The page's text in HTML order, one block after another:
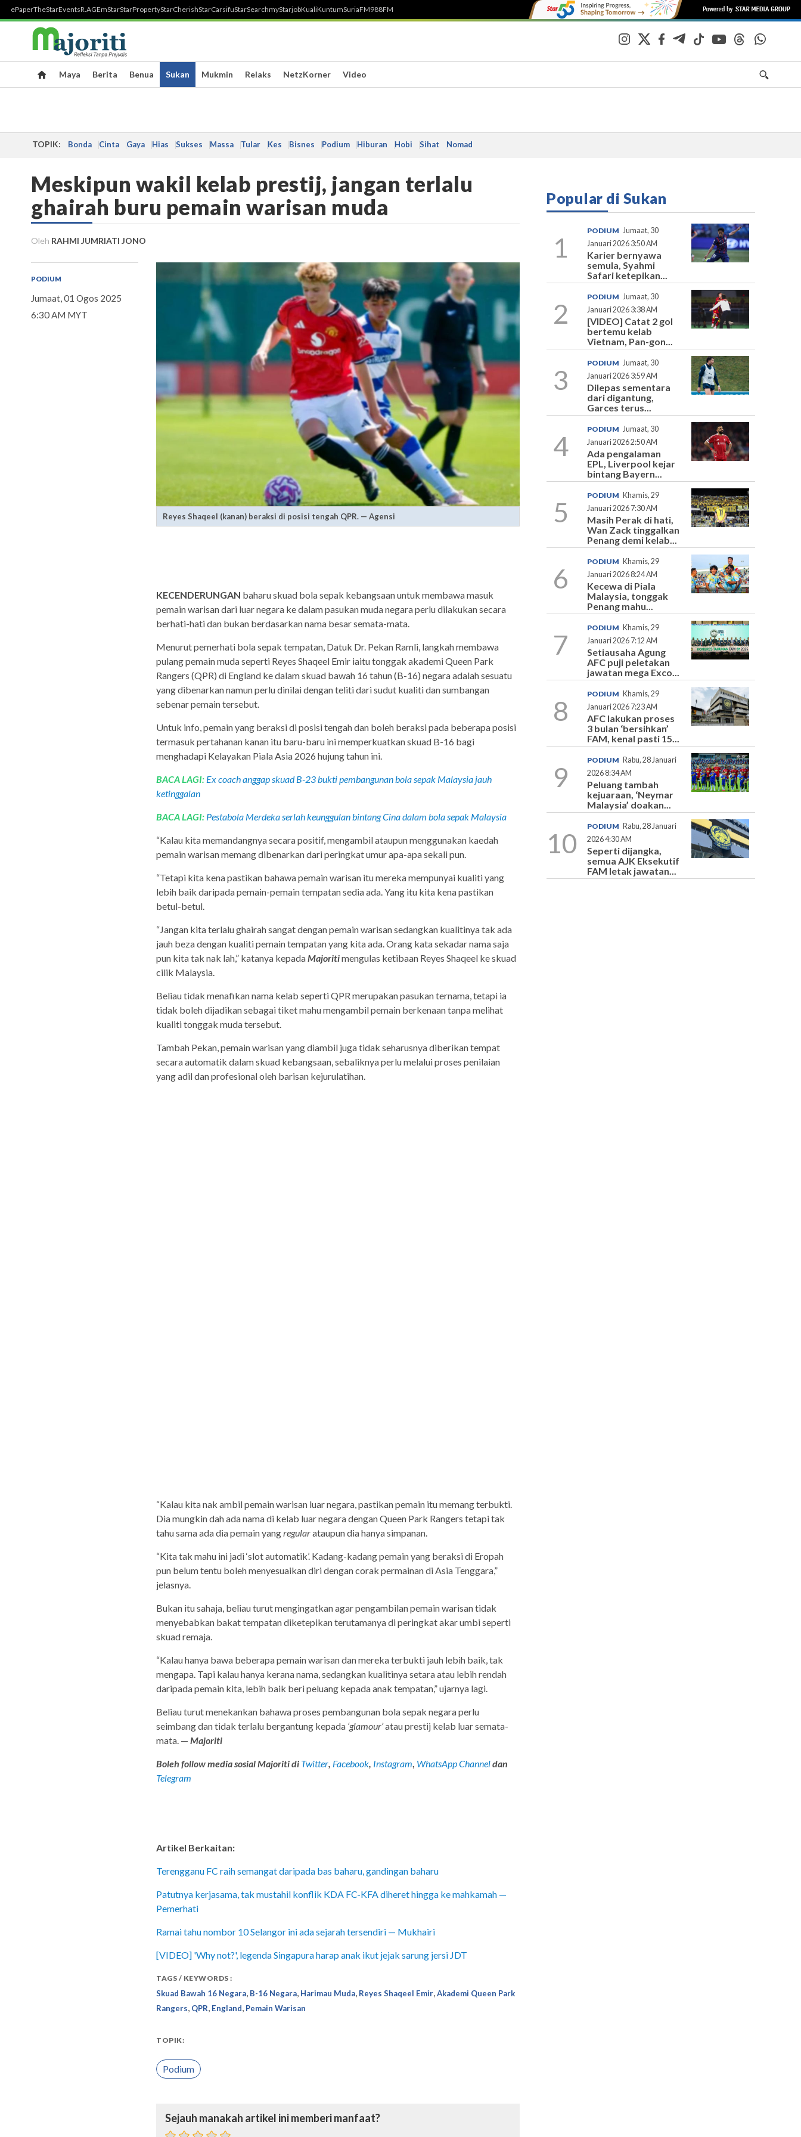
ePaperTheStarEventsR.AGEmStarStarPropertyStarCherishStarCarsifuStarSearchmyStarjobKualiKuntumSuriaFM988FM
Maya Berita Benua Sukan Mukmin Relaks NetzKorner Video
TOPIK: Bonda Cinta Gaya Hias Sukses Massa Tular Kes Bisnes Podium Hiburan Hobi Sihat Nomad
Meskipun wakil kelab prestij, jangan terlalu
ghairah buru pemain warisan muda
Oleh RAHMI JUMRIATI JONO
PODIUM
Jumaat, 01 Ogos 2025
6:30 AM MYT
Reyes Shaqeel (kanan) beraksi di posisi tengah QPR. — Agensi
KECENDERUNGAN baharu skuad bola sepak kebangsaan untuk membawa masuk
pemain warisan dari luar negara ke dalam pasukan muda negara perlu dilakukan secara
berhati-hati dan bukan berdasarkan nama besar semata-mata.
Menurut pemerhati bola sepak tempatan, Datuk Dr. Pekan Ramli, langkah membawa
pulang pemain muda seperti Reyes Shaqeel Emir iaitu tonggak akademi Queen Park
Rangers (QPR) di England ke dalam skuad bawah 16 tahun (B-16) negara adalah sesuatu
yang dibenarkan namun perlu dinilai dengan teliti dari sudut kualiti dan sumbangan
sebenar pemain tersebut.
Untuk info, pemain yang beraksi di posisi tengah dan boleh beraksi pada beberapa posisi
termasuk pertahanan kanan itu baru-baru ini memperkuatkan skuad B-16 bagi
menghadapi Kelayakan Piala Asia 2026 hujung tahun ini.
BACA LAGI: Ex coach anggap skuad B-23 bukti pembangunan bola sepak Malaysia jauh
ketinggalan
BACA LAGI: Pestabola Merdeka serlah keunggulan bintang Cina dalam bola sepak Malaysia
“Kalau kita memandangnya secara positif, mengambil ataupun menggunakan kaedah
pemain warisan memang dibenarkan dari peringkat umur apa-apa sekali pun.
“Tetapi kita kena pastikan bahawa pemain warisan itu mereka mempunyai kualiti yang
lebih baik daripada pemain-pemain tempatan sedia ada. Yang itu kita kena pastikan
betul-betul.
“Jangan kita terlalu ghairah sangat dengan pemain warisan sedangkan kualitinya tak ada
jauh beza dengan kualiti pemain tempatan yang kita ada. Orang kata sekadar nama saja
pun kita tak nak lah,” katanya kepadaMajoritimengulas ketibaan Reyes Shaqeel ke skuad
cilik Malaysia.
Beliau tidak menafikan nama kelab seperti QPR merupakan pasukan ternama, tetapi ia
tidak boleh dijadikan sebagai tiket mahu mengambil pemain berkenaan tanpa melihat
kualiti tonggak muda tersebut.
Tambah Pekan, pemain warisan yang diambil juga tidak seharusnya diberikan tempat
secara automatik dalam skuad kebangsaan, sebaliknya perlu melalui proses penilaian
yang adil dan profesional oleh barisan kejurulatihan.
“Kalau kita nak ambil pemain warisan luar negara, pastikan pemain itu memang terbukti.
Dia mungkin dah ada nama di kelab luar negara dengan Queen Park Rangers tetapi tak
tahu sama ada dia pemain yangregularataupun dia hanya simpanan.
“Kita tak mahu ini jadi ‘slot automatik’. Kadang-kadang pemain yang beraksi di Eropah
pun belum tentu boleh menyesuaikan diri dengan corak permainan di Asia Tenggara,”
jelasnya.
Bukan itu sahaja, beliau turut mengingatkan agar pengambilan pemain warisan tidak
menyebabkan bakat tempatan diketepikan terutamanya di peringkat akar umbi seperti
skuad remaja.
“Kalau hanya bawa beberapa pemain warisan dan mereka terbukti jauh lebih baik, tak
mengapa. Tapi kalau hanya kerana nama, sedangkan kualitinya setara atau lebih rendah
daripada pemain kita, lebih baik beri peluang kepada anak tempatan,” ujarnya lagi.
Beliau turut menekankan bahawa proses pembangunan bola sepak negara perlu
seimbang dan tidak terlalu bergantung kepada ‘glamour’atau prestij kelab luar semata-
mata. — Majoriti
Boleh follow media sosial Majoriti di Twitter, Facebook, Instagram, WhatsApp Channeldan
Telegram
Artikel Berkaitan:
Terengganu FC raih semangat daripada bas baharu, gandingan baharu
Patutnya kerjasama, tak mustahil konflik KDA FC-KFA diheret hingga ke mahkamah —
Pemerhati
Ramai tahu nombor 10 Selangor ini ada sejarah tersendiri — Mukhairi
[VIDEO] 'Why not?', legenda Singapura harap anak ikut jejak sarung jersi JDT
TAGS / KEYWORDS :
Skuad Bawah 16 Negara, B-16 Negara, Harimau Muda, Reyes Shaqeel Emir,Akademi Queen Park
Rangers, QPR, England, Pemain Warisan
TOPIK:
Podium
Sejauh manakah artikel ini memberi manfaat?
Popular di Sukan
1
PODIUM Jumaat, 30
Januari 2026 3:50 AM
Karier bernyawa
semula, Syahmi
Safari ketepikan...
2
PODIUM Jumaat, 30
Januari 2026 3:38 AM
[VIDEO] Catat 2 gol
bertemu kelab
Vietnam, Pan-gon...
3
PODIUM Jumaat, 30
Januari 2026 3:59 AM
Dilepas sementara
dari digantung,
Garces terus...
4
PODIUM Jumaat, 30
Januari 2026 2:50 AM
Ada pengalaman
EPL, Liverpool kejar
bintang Bayern...
5
PODIUM Khamis, 29
Januari 2026 7:30 AM
Masih Perak di hati,
Wan Zack tinggalkan
Penang demi kelab...
6
PODIUM Khamis, 29
Januari 2026 8:24 AM
Kecewa di Piala
Malaysia, tonggak
Penang mahu...
7
PODIUM Khamis, 29
Januari 2026 7:12 AM
Setiausaha Agung
AFC puji peletakan
jawatan mega Exco...
8
PODIUM Khamis, 29
Januari 2026 7:23 AM
AFC lakukan proses
3 bulan ‘bersihkan’
FAM, kenal pasti 15...
9
PODIUM Rabu, 28 Januari
2026 8:34 AM
Peluang tambah
kejuaraan, ‘Neymar
Malaysia’ doakan...
10
PODIUM Rabu, 28 Januari
2026 4:30 AM
Seperti dijangka,
semua AJK Eksekutif
FAM letak jawatan...